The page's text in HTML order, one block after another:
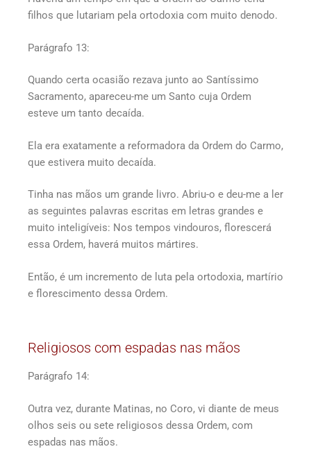
filhos que lutariam pela ortodoxia com muito denodo.
Parágrafo 13:
Quando certa ocasião rezava junto ao Santíssimo
Sacramento, apareceu-me um Santo cuja Ordem
esteve um tanto decaída.
Ela era exatamente a reformadora da Ordem do Carmo,
que estivera muito decaída.
Tinha nas mãos um grande livro. Abriu-o e deu-me a ler
as seguintes palavras escritas em letras grandes e
muito inteligíveis: Nos tempos vindouros, florescerá
essa Ordem, haverá muitos mártires.
Então, é um incremento de luta pela ortodoxia, martírio
e florescimento dessa Ordem.
Religiosos com espadas nas mãos
Parágrafo 14:
Outra vez, durante Matinas, no Coro, vi diante de meus
olhos seis ou sete religiosos dessa Ordem, com
espadas nas mãos.